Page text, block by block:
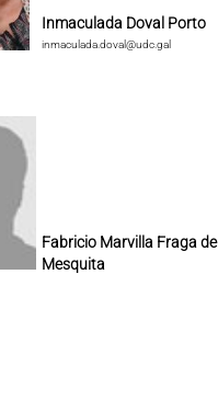
Inmaculada Doval Porto
inmaculada.doval@udc.gal
Fabricio Marvilla Fraga de
Mesquita